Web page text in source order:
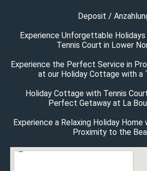
Deposit /
Experience Unforgettable
Tennis Court in Lower
Experience the Perfect Service in
at our Holiday Cottage with a
Holiday Cottage with Tennis
Perfect Getaway at La
Experience a Relaxing Holiday Home
Proximity to the